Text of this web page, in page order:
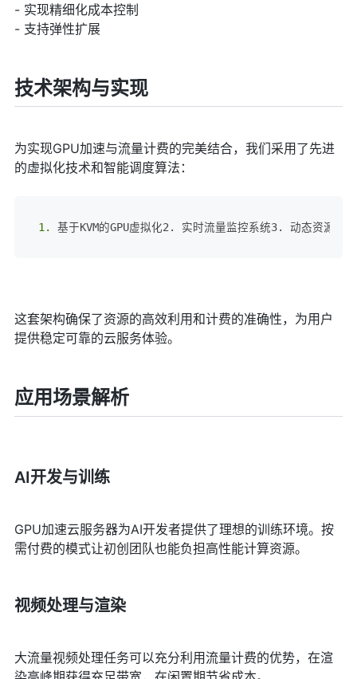
- 实现精细化成本控制
- 支持弹性扩展
技术架构与实现
为实现GPU加速与流量计费的完美结合，我们采用了先进
的虚拟化技术和智能调度算法：
1. 基于KVM的GPU虚拟化2. 实时流量监控系统3. 动态资源分
这套架构确保了资源的高效利用和计费的准确性，为用户
提供稳定可靠的云服务体验。
应用场景解析
AI开发与训练
GPU加速云服务器为AI开发者提供了理想的训练环境。按
需付费的模式让初创团队也能负担高性能计算资源。
视频处理与渲染
大流量视频处理任务可以充分利用流量计费的优势，在渲